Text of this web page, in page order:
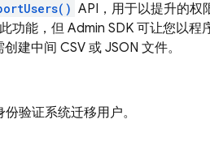
API，用于以提升的权
功能，但 Admin SDK 可让您以程
建中间 CSV 或 JSON 文件。
验证系统迁移用户。